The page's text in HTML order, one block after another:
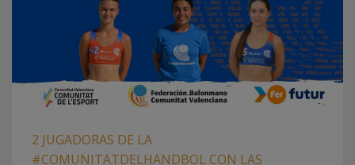
2 JUGADORAS DE LA
#COMUNITATDELHANDBOL CON LAS